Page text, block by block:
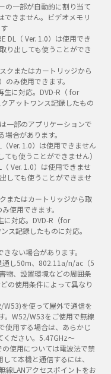
の一部が自動的に割り当て
できません。ビデオメモリ
DL（ Ver. 1.0）は使用でき
り出しても使うことができ
クまたはカートリッジから
み使用できます。
生に対応。DVD-R（ for
アットワンス記録したもの
一部のアプリケーションで
合があります。
Ver. 1.0）は使用できません
ても使うことができません）
Ver. 1.0）は使用できませ
しても使うことができませ
またはカートリッジから取
使用できます。
に対応。DVD-R（for
ス記録したものに対応。
ない場合があります。
し50m、802.11a/n/ac（5
物、設置環境などの周囲条
の使用条件によって異なり
を使って屋外で通信を
。W52/W53をご使用で無線
使用する場合は、あらかじ
ください。5.47GHz～
使用については電波法で禁
て本機と通信するには、
LANアクセスポイントをお